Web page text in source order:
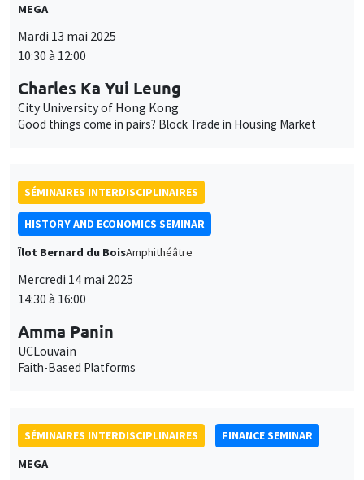
MEGA
Mardi 13 mai 2025
10:30 à 12:00
Charles Ka Yui Leung
City University of Hong Kong
Good things come in pairs? Block Trade in Housing Market
SÉMINAIRES INTERDISCIPLINAIRES
HISTORY AND ECONOMICS SEMINAR
Îlot Bernard du BoisAmphithéâtre
Mercredi 14 mai 2025
14:30 à 16:00
Amma Panin
UCLouvain
Faith-Based Platforms
SÉMINAIRES INTERDISCIPLINAIRES
FINANCE SEMINAR
MEGA
Utilisation
des
données
personnelles
cookies
Ce site utilise des cookies et des services tiers pour garantir son bon
fonctionnement, analyser la fréquentation du site et proposer des
contenus multimédias. Vous êtes libre d’accepter, de refuser ou de
personnaliser l’utilisation de ces services. Votre choix pourra être
modifié à tout moment depuis le lien « Gestion des cookies »
accessible en bas de page. Pour en savoir plus, consultez notre
politique de confidentialité.